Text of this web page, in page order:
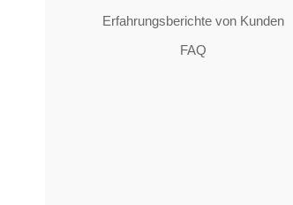
Erfahrungsberichte von Kunden
FAQ